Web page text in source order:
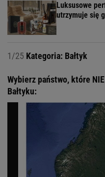
Luksusowe
utrzymuje się
1/25 Kategoria: Bałtyk
Wybierz państwo, które
Bałtyku: